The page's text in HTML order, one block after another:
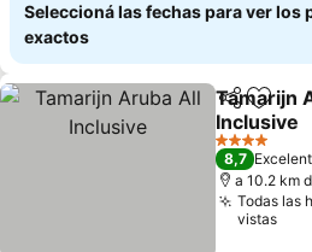
Seleccioná las fechas para ver los
exactos
Compartir
Tamarijn
Inclusive
4 Estrellas
8,7
a 10.2 km
Todas las
vistas